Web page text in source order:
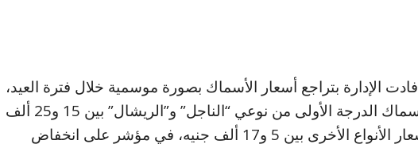
الإدارة بتراجع أسعار الأسماك بصورة موسمية خلال فترة العيد،
حيث تراوحت أسعار أسماك الدرجة الأولى من نوعي “الناجل” و”الريشال” بين 15 و25 ألف
جنيه، بينما تراوحت أسعار الأنواع الأخرى بين 5 و17 ألف جنيه، في مؤشر على انخفاض